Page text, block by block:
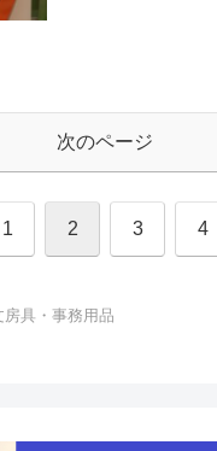
次のページ
1 2 3 4
房具・事務用品